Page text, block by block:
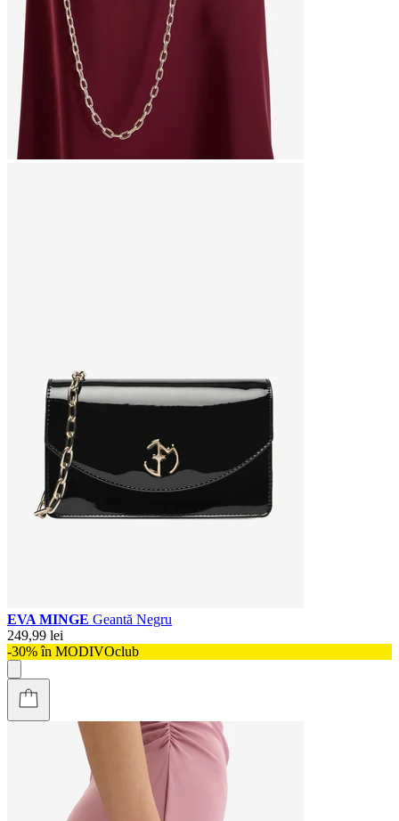
EVA MINGE Geantă Negru
249,99 lei
-30% în MODIVOclub